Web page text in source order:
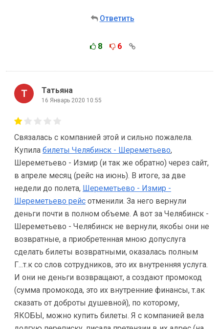
Ответить
8 6
Татьяна
16 Январь 2020 10:55
Связалась с компанией этой и сильно пожалела.
Купила билеты Челябинск - Шереметьево,
Шереметьево - Измир (и так же обратно) через сайт,
в апреле месяц (рейс на июнь). В итоге, за две
недели до полета, Шереметьево - Измир -
Шереметьево рейс отменили. За него вернули
деньги почти в полном объеме. А вот за Челябинск -
Шереметьево - Челябинск не вернули, якобы они не
возвратные, а приобретенная мною допуслуга
сделать билеты возвратными, оказалась полным
Г...т.к со слов сотрудников, это их внутренняя услуга.
И они не деньги возвращают, а создают промокод
(сумма промокода, это их внутренние финансы, т.ак
сказать от доброты душевной), по которому,
ЯКОБЫ, можно купить билеты. Я с компанией вела